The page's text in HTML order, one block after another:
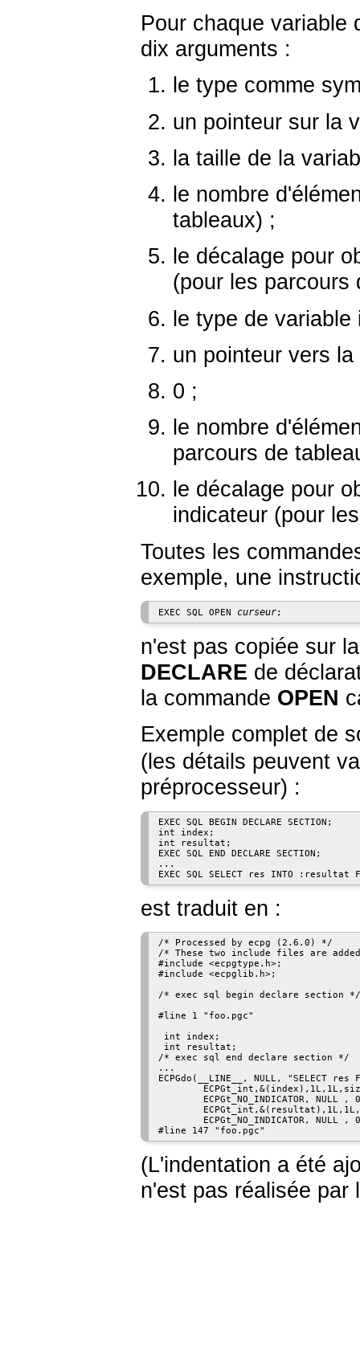
Pour chaque variable
dix arguments :
le type comme
un pointeur sur la
la taille de la
le nombre
tableaux) ;
le décalage pour
(pour les parcours
le type de
un pointeur vers
0 ;
le nombre
parcours de
le décalage pour
indicateur (pour
Toutes les
exemple, une
EXEC SQL OPEN curseur
n'est pas copiée sur
DECLARE de
la commande OPEN
Exemple complet de
(les détails peuvent
préprocesseur) :
EXEC SQL BEGIN DECLARE SECTION;
int index;
int resultat;
EXEC SQL END DECLARE SECTION;
...
est traduit en :
/* Processed by ecpg (2.6.0) */
/* These two include files are
#include <ecpgtype.h>;
#include <ecpglib.h>;
/* exec sql begin declare section */
#line 1 "foo.pgc"
int index;
int resultat;
/* exec sql end declare section */
...
ECPGdo(__LINE__, NULL, "SELECT
ECPGt_NO_INDICATOR, NULL ,
ECPGt_NO_INDICATOR, NULL ,
(L'indentation a été
n'est pas réalisée par